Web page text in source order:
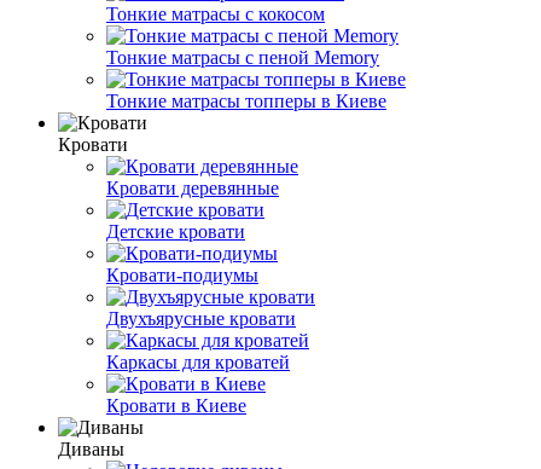
Тонкие матрасы с кокосом
Тонкие матрасы с пеной Memory
Тонкие матрасы топперы в Киеве
Кровати
Кровати деревянные
Детские кровати
Кровати-подиумы
Двухъярусные кровати
Каркасы для кроватей
Кровати в Киеве
Диваны